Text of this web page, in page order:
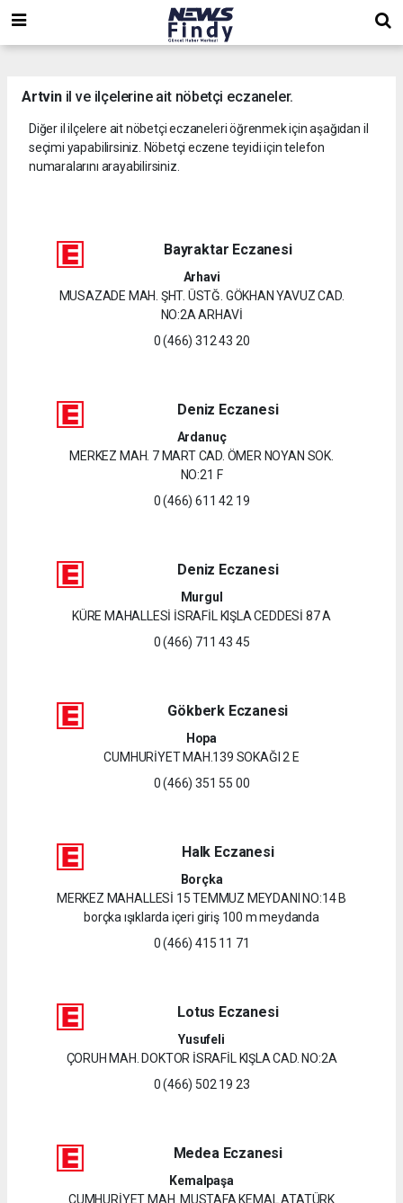
Artvinil ve ilçelerine ait nöbetçi eczaneler.
Diğer il ilçelere ait nöbetçi eczaneleri öğrenmek için aşağıdan il
seçimi yapabilirsiniz. Nöbetçi eczene teyidi için telefon
numaralarını arayabilirsiniz.
Bayraktar Eczanesi
Arhavi
MUSAZADE MAH. ŞHT. ÜSTĞ. GÖKHAN YAVUZ CAD.
NO:2A ARHAVİ
0 (466) 312 43 20
Deniz Eczanesi
Ardanuç
MERKEZ MAH. 7 MART CAD. ÖMER NOYAN SOK.
NO:21 F
0 (466) 611 42 19
Deniz Eczanesi
Murgul
KÜRE MAHALLESİ İSRAFİL KIŞLA CEDDESİ 87 A
0 (466) 711 43 45
Gökberk Eczanesi
Hopa
CUMHURİYET MAH.139 SOKAĞI 2 E
0 (466) 351 55 00
Halk Eczanesi
Borçka
MERKEZ MAHALLESİ 15 TEMMUZ MEYDANI NO:14 B
borçka ışıklarda içeri giriş 100 m meydanda
0 (466) 415 11 71
Lotus Eczanesi
Yusufeli
ÇORUH MAH. DOKTOR İSRAFİL KIŞLA CAD. NO:2A
0 (466) 502 19 23
Medea Eczanesi
Kemalpaşa
CUMHURİYET MAH. MUSTAFA KEMAL ATATÜRK